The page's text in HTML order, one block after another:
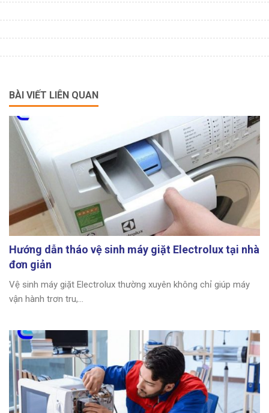
BÀI VIẾT LIÊN QUAN
Hướng dẫn tháo vệ sinh máy giặt Electrolux tại nhà
đơn giản
Vệ sinh máy giặt Electrolux thường xuyên không chỉ giúp máy
vận hành trơn tru,...